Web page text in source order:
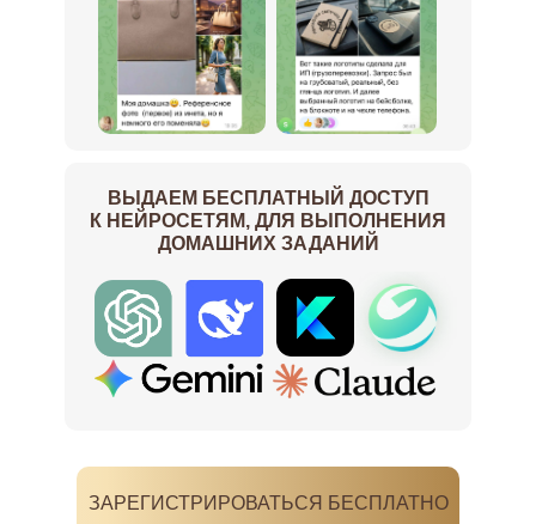
ВЫДАЕМ БЕСПЛАТНЫЙ ДОСТУП
К НЕЙРОСЕТЯМ, ДЛЯ ВЫПОЛНЕНИЯ
ДОМАШНИХ ЗАДАНИЙ
ЗАРЕГИСТРИРОВАТЬСЯ БЕСПЛАТНО